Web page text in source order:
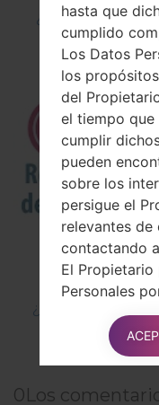
¿Cómo instalar
inteligente
¿Cómo
0Los
hasta que
cumplido
Los Datos
los
del
el tiempo que
cumplir
pueden
sobre los
persigue el
relevantes
contactando
El
Personales
prolongado
dado su
Propietario